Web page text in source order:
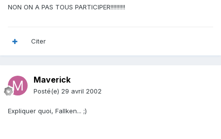
NON ON A PAS TOUS PARTICIPER!!!!!!!!!!
Citer
Maverick
Posté(e) 29 avril 2002
Expliquer quoi, Fallken... ;)